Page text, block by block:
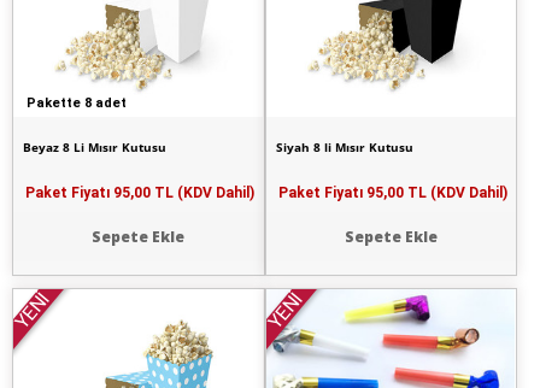
Pakette 8 adet
Beyaz 8 Li Mısır Kutusu
Paket Fiyatı 95,00 TL (KDV Dahil)
Sepete Ekle
Siyah 8 li Mısır Kutusu
Paket Fiyatı 95,00 TL (KDV Dahil)
Sepete Ekle
YENİ YENİ